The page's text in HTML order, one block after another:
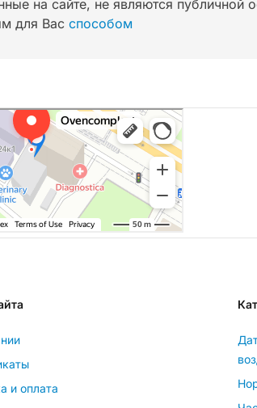
на сайте, не являются
для Вас способом
и оплата